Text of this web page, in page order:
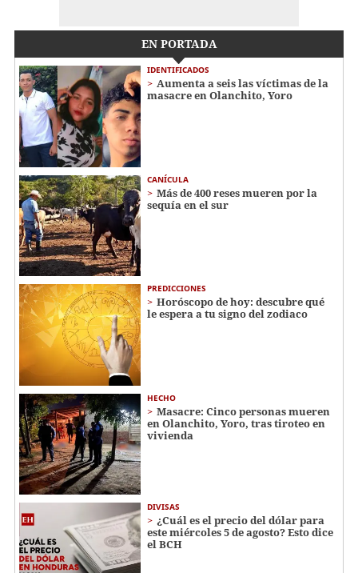
EN PORTADA
IDENTIFICADOS
Aumenta a seis las víctimas de la
masacre en Olanchito, Yoro
CANÍCULA
Más de 400 reses mueren por la
sequía en el sur
PREDICCIONES
Horóscopo de hoy: descubre qué
le espera a tu signo del zodiaco
HECHO
Masacre: Cinco personas mueren
en Olanchito, Yoro, tras tiroteo en
vivienda
DIVISAS
¿Cuál es el precio del dólar para
este miércoles 5 de agosto? Esto dice
el BCH